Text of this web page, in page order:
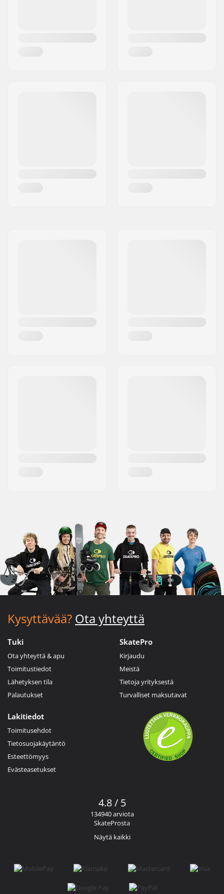
Kysyttävää? Ota yhteyttä
Tuki
Ota yhteyttä & apu
Toimitustiedot
Lähetyksen tila
Palautukset
SkatePro
Kirjaudu
Meistä
Tietoja yrityksestä
Turvalliset maksutavat
Lakitiedot
Toimitusehdot
Tietosuojakäytäntö
Esteettömyys
Evästeasetukset
4.8 / 5
134940 arviota
SkateProsta
Näytä kaikki